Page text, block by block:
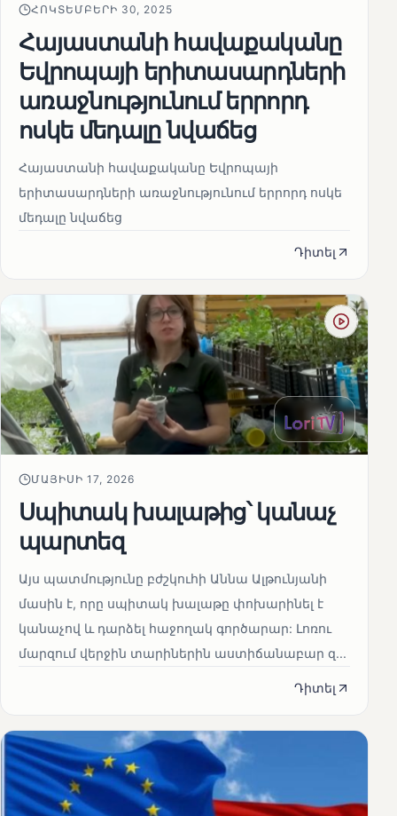
ՀՈԿՏԵՄԲԵՐԻ 30, 2025
Հայաստանի հավաքականը
Եվրոպայի երիտասարդների
առաջնությունում երրորդ
ոսկե մեդալը նվաճեց
Հայաստանի հավաքականը Եվրոպայի
երիտասարդների առաջնությունում երրորդ ոսկե
մեդալը նվաճեց
Դիտել
ՄԱՅԻՍԻ 17, 2026
Սպիտակ խալաթից՝ կանաչ
պարտեզ
Այս պատմությունը բժշկուհի Աննա Ալթունյանի
մասին է, որը սպիտակ խալաթը փոխարինել է
կանաչով և դարձել հաջողակ գործարար: Լոռու
մարզում վերջին տարիներին աստիճանաբար զ...
Դիտել